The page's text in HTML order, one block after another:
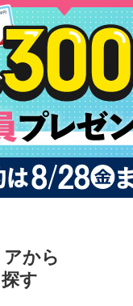
アから
す